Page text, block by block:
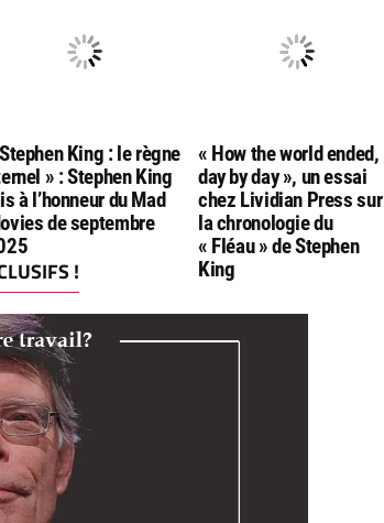
King : le règne
» : Stephen King
à l’honneur du Mad
de septembre
« How the world ended,
day by day », un essai
chez Lividian Press sur
la chronologie du
« Fléau » de Stephen
King
!